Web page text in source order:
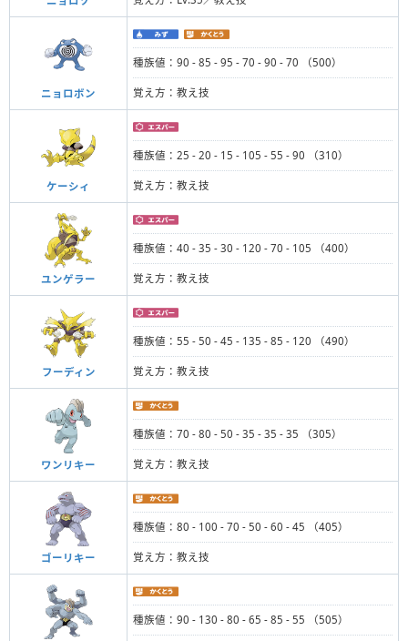
ニョロボン
種族値：90 - 85 - 95 - 70 - 90 - 70 （500）
覚え方：教え技
ケーシィ
種族値：25 - 20 - 15 - 105 - 55 - 90 （310）
覚え方：教え技
ユンゲラー
種族値：40 - 35 - 30 - 120 - 70 - 105 （400）
覚え方：教え技
フーディン
種族値：55 - 50 - 45 - 135 - 85 - 120 （490）
覚え方：教え技
ワンリキー
種族値：70 - 80 - 50 - 35 - 35 - 35 （305）
覚え方：教え技
ゴーリキー
種族値：80 - 100 - 70 - 50 - 60 - 45 （405）
覚え方：教え技
種族値：90 - 130 - 80 - 65 - 85 - 55 （505）